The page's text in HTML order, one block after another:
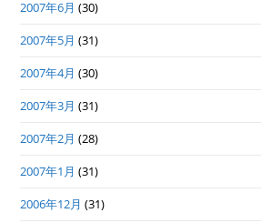
2007年6月 (30)
2007年5月 (31)
2007年4月 (30)
2007年3月 (31)
2007年2月 (28)
2007年1月 (31)
2006年12月 (31)